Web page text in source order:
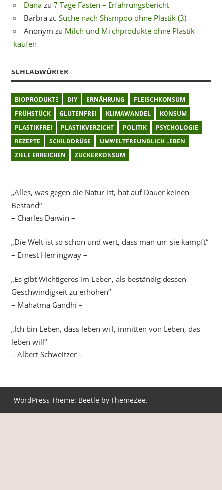
Dana zu 7 Tage Fasten – Erfahrungsbericht
Barbra zu Suche nach Shampoo ohne Plastik (3)
Anonym zu Milch und Milchprodukte ohne Plastik
kaufen
SCHLAGWÖRTER
BIOPRODUKTE DIY ERNÄHRUNG
FLEISCHKONSUM
FRÜHSTÜCK
GLUTENFREI KLIMAWANDEL
KONSUM
PLASTIKFREI
PLASTIKVERZICHT POLITIK
PSYCHOLOGIE
REZEPTE
SCHILDDRÜSE
UMWELTFREUNDLICH LEBEN
ZIELE ERREICHEN
ZUCKERKONSUM
„Alles, was gegen die Natur ist, hat auf Dauer keinen
Bestand“
– Charles Darwin –
„Die Welt ist so schön und wert, dass man um sie kämpft“
– Ernest Hemingway –
„Es gibt Wichtigeres im Leben, als beständig dessen
Geschwindigkeit zu erhöhen“
– Mahatma Gandhi –
„Ich bin Leben, dass leben will, inmitten von Leben, das
leben will“
– Albert Schweitzer –
WordPress Theme: Beetle by ThemeZee.